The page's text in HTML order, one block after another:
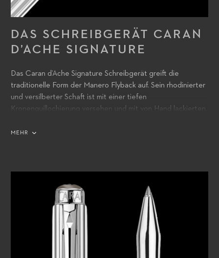
DAS SCHREIBGERÄT CARAN
D’ACHE SIGNATURE
Das Caran d’Ache Signature Schreibgerät greift die
traditionelle Form der Manero Flyback auf. Sein rhodinierter
und versilberter Schaft ist mit einer tiefen
Kronenguillochierung versehen und mit von Hand lackierten,
der Uhr passen. Die in den Clip eingravierte dünne rote
Der Caran d’Ache Signature Tintenroller ist eine subtile
Mischung kostbarer Materialien, fein veredelt durch die
traditionellen Guillochier- und Lackiertechniken, die bei
Caran d’Ache noch heute gepflegt werden. Dieses
exklusive Schreibgerät mit seinem stromlinienförmigen
Schaft ermöglicht eine einfache Handhabung und optimalen
MEHR